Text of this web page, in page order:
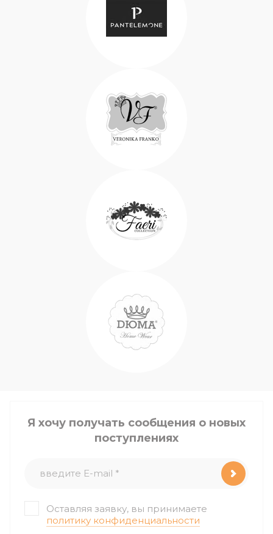
Я хочу получать сообщения о новых
поступлениях
Оставляя заявку, вы принимаете
политику конфиденциальности